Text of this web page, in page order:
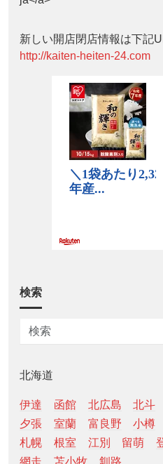
新しい開店閉店情報は下記
http://kaiten-heiten-24.com
検索
北海道
伊達 函館 北広島 北斗
夕張
室蘭 富良野 小樽
札幌
根室 江別 留萌